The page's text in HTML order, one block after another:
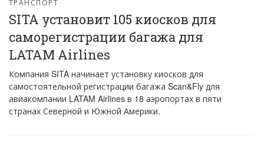
ТРАНСПОРТ
SITA установит 105 киосков для
саморегистрации багажа для
LATAM Airlines
Компания SITA начинает установку киосков для
самостоятельной регистрации багажа Scan&Fly для
авиакомпании LATAM Airlines в 18 аэропортах в пяти
странах Северной и Южной Америки.